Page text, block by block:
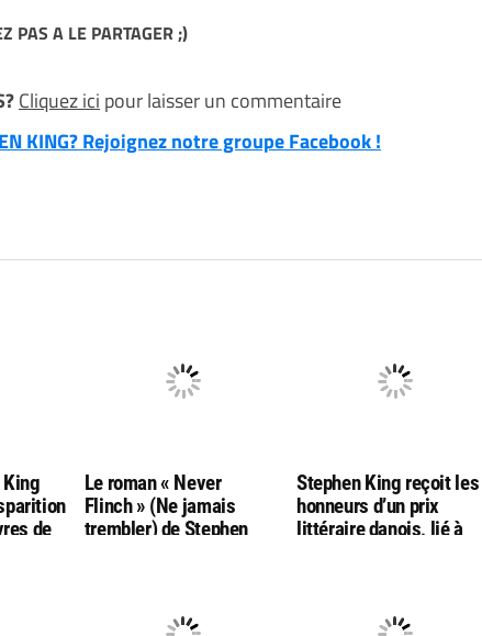
PAS A LE PARTAGER ;)
Cliquez ici pour laisser un commentaire
KING? Rejoignez notre groupe Facebook !
King
de
Le roman « Never
Flinch » (Ne jamais
trembler) de Stephen
Stephen King reçoit les
honneurs d’un prix
littéraire danois, lié à